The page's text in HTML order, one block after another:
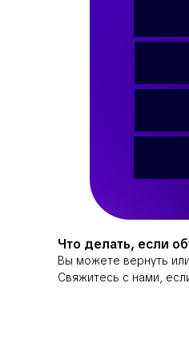
Что делать, если
Вы можете вернуть
Свяжитесь с нами,